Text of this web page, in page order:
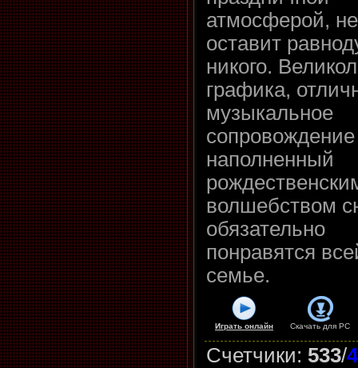
атмосферой, не
оставит
никого.
графика,
музыкальное
наполненный
волшебством
обязательно
понравятся
семье.
Играть онлайн Скачать для PC
Счетчики: 533/